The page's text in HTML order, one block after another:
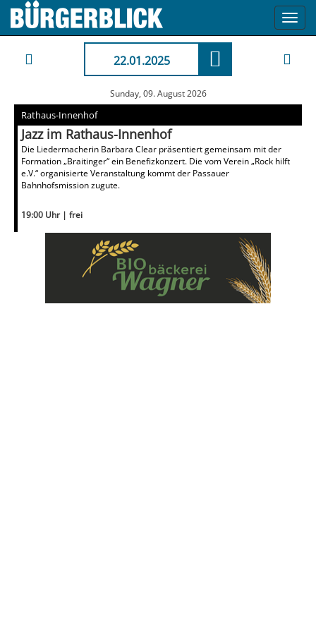
22.01.2025
Sunday, 09. August 2026
Rathaus-Innenhof
Jazz im Rathaus-Innenhof
Die Liedermacherin Barbara Clear präsentiert gemeinsam mit der
Formation „Braitinger“ ein Benefizkonzert. Die vom Verein „Rock hilft
e.V.“ organisierte Veranstaltung kommt der Passauer
Bahnhofsmission zugute.
19:00 Uhr | frei